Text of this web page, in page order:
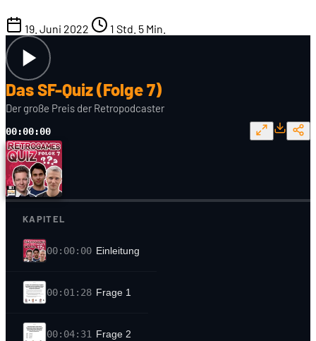
19. Juni 2022 1 Std. 5 Min.
Das SF-Quiz (Folge 7)
Der große Preis der Retropodcaster
00:00:00
KAPITEL
00:00:00 Einleitung
00:01:28 Frage 1
00:04:31 Frage 2